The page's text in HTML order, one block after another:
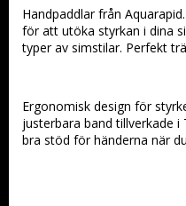
Handpaddlar från
för att utöka styrkan i dina
typer av simstilar. Perfekt
Ergonomisk design för
justerbara band tillverkade
bra stöd för händerna när